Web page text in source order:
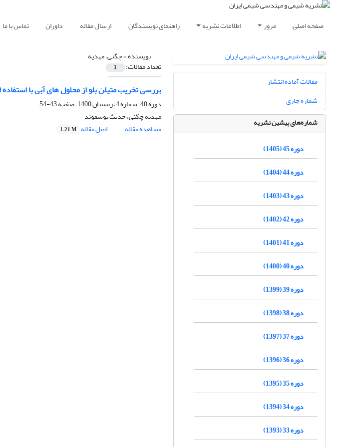
صفحه اصلی مرور اطلاعات نشریه راهنمای نویسندگان ارسال مقاله داوران تماس با ما
نویسنده =چگنی، مهدیه
تعداد مقالات: 1
بررسی تخریب متیلن بلو از محلول های آبی با
دوره 40، شماره 4، زمستان 1400، صفحه
43-54
مهدیه چگنی، حدیث یوسفوند
مشاهده مقاله
اصل مقاله 1.21 M
مقالات آماده انتشار
شماره جاری
شماره‌های پیشین نشریه
دوره 45 (1405)
دوره 44 (1404)
دوره 43 (1403)
دوره 42 (1402)
دوره 41 (1401)
دوره 40 (1400)
دوره 39 (1399)
دوره 38 (1398)
دوره 37 (1397)
دوره 36 (1396)
دوره 35 (1395)
دوره 34 (1394)
دوره 33 (1393)